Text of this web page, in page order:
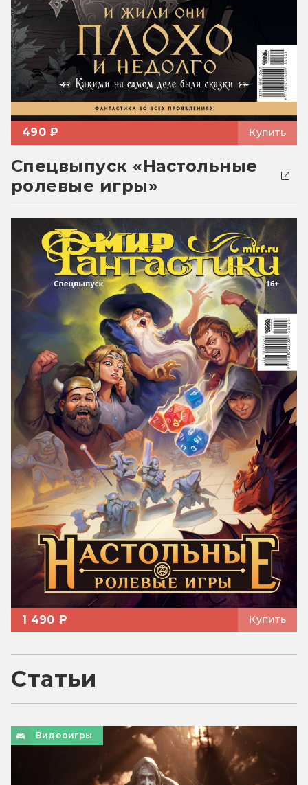
490 ₽ Купить
Спецвыпуск «Настольные
ролевые игры»
1 490 ₽ Купить
Статьи
Видеоигры